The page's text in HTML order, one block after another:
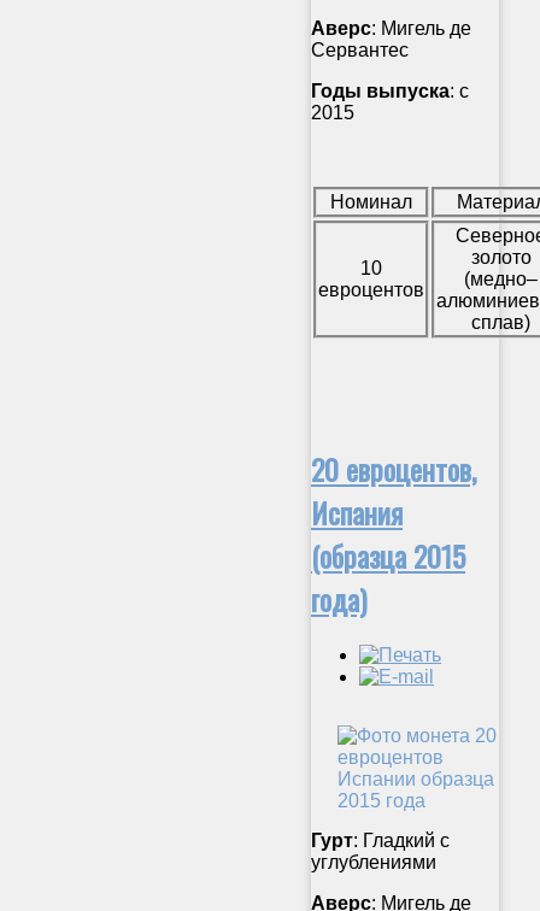
Аверс: Мигель де
Сервантес
Годы выпуска: с
2015
Номинал
10
евроцентов
золото
(медно–
сплав)
20 евроцентов,
Испания
(образца 2015
года)
Гурт: Гладкий с
углублениями
Аверс: Мигель де